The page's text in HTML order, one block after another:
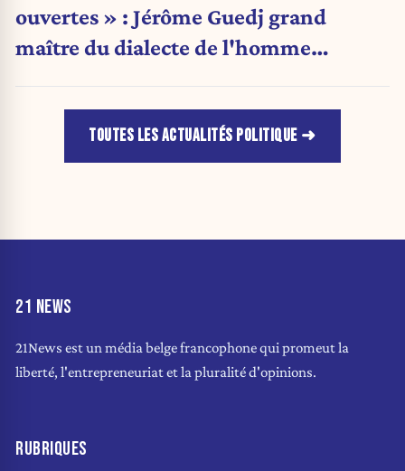
ouvertes » : Jérôme Guedj grand
maître du dialecte de l'homme
TOUTES LES ACTUALITÉS POLITIQUE
21 NEWS
21News est un média belge francophone qui promeut la
liberté, l'entrepreneuriat et la pluralité d'opinions.
RUBRIQUES